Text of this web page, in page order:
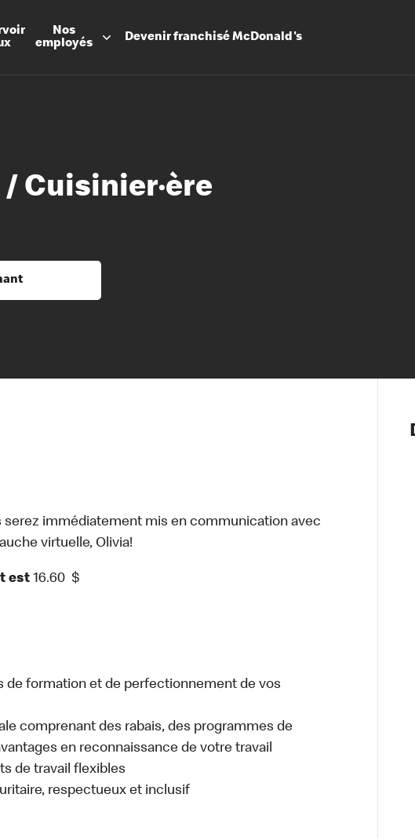
Nos
employés
DevenirfranchiséMcDonald's
Les
Notre
Nos
Santé et
/ Cuisinier·ère
serez immédiatement mis en communication avec
virtuelle, Olivia!
est 16.60 $
de formation et de perfectionnement de vos
comprenant des rabais, des programmes de
en reconnaissance de votre travail
de travail flexibles
respectueux et inclusif